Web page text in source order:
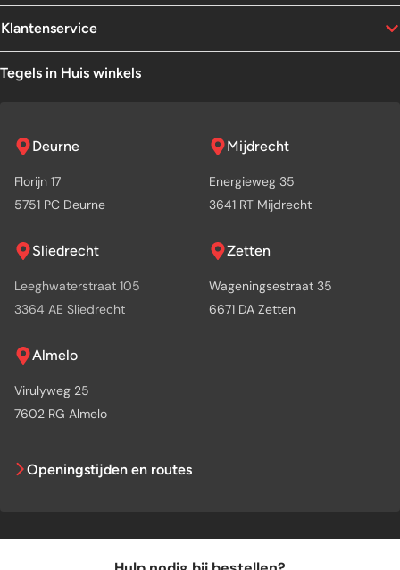
Klantenservice
Tegels in Huis winkels
Deurne
Florijn 17
5751 PC Deurne
Mijdrecht
Energieweg 35
3641 RT Mijdrecht
Sliedrecht
Leeghwaterstraat 105
3364 AE Sliedrecht
Zetten
Wageningsestraat 35
6671 DA Zetten
Almelo
Virulyweg 25
7602 RG Almelo
Openingstijden en routes